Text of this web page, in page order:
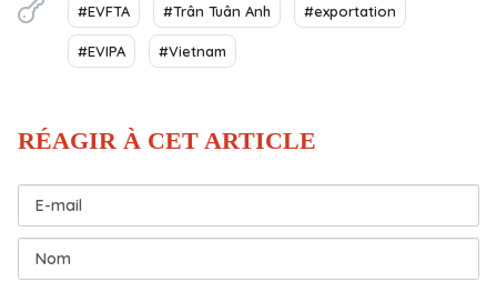
#EVFTA #Trân Tuân Anh #exportation
#EVIPA #Vietnam